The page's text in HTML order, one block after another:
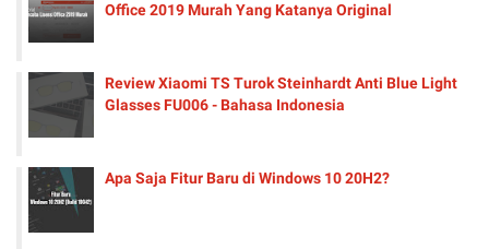
Office 2019 Murah Yang Katanya Original
Review Xiaomi TS Turok Steinhardt Anti Blue Light
Glasses FU006 - Bahasa Indonesia
Apa Saja Fitur Baru di Windows 10 20H2?